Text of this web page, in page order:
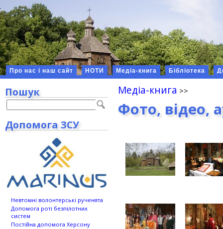
Про нас і наш сайт НОТИ Медіа-книга Бібліотека
Медіа-книга
Фото, відео,
Пошук
Допомога ЗСУ
Невтомні волонтерські рученята
Допомога роті безпілотних
систем
Постійна допомога Херсону